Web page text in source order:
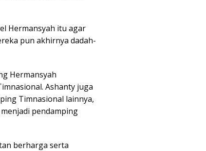
Hermansyah itu agar
pun akhirnya dadah-
Hermansyah
Ashanty juga
Timnasional lainnya,
pendamping
berharga serta